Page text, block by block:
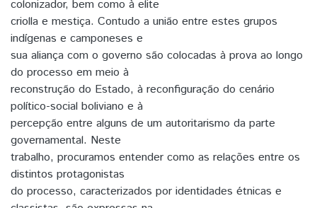
colonizador, bem como à elite
criolla e mestiça. Contudo a união entre estes grupos
indígenas e camponeses e
sua aliança com o governo são colocadas à prova ao longo
do processo em meio à
reconstrução do Estado, à reconfiguração do cenário
político-social boliviano e à
percepção entre alguns de um autoritarismo da parte
governamental. Neste
trabalho, procuramos entender como as relações entre os
distintos protagonistas
do processo, caracterizados por identidades étnicas e